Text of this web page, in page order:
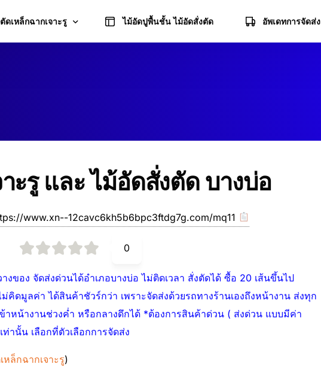
เหล็กฉากเจาะรู ชนิดด้านไม่เท่า และอุปกรณ์
ดเหล็กฉากเจาะรู ไม้อัดปูพื้นชั้น ไม้อัดสั่งตัด อัพเดทการจัดส่ง
ะรู และ ไม้อัดสั่งตัด บางบ่อ
www.xn--12cavc6kh5b6bpc3ftdg7g.com/mq11
0
งของ จัดส่งด่วนได้อำเภอบางบ่อ ไม่ติดเวลา สั่งตัดได้ ซื้อ 20 เส้นขึ้นไป
คิดมูลค่า ได้สินค้าชัวร์กว่า เพราะจัดส่งด้วยรถทางร้านเองถึงหน้างาน ส่งทุก
หน้างานช่วงค่ำ หรือกลางดึกได้ *ต้องการสินค้าด่วน ( ส่งด่วน แบบมีค่า
านั้น เลือกที่ตัวเลือกการจัดส่ง
หล็กฉากเจาะรู)